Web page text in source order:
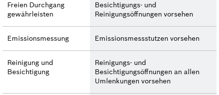
Freien Durchgang
gewährleisten
Besichtigungs- und
Reinigungsöffnungen vorsehen
Emissions­messung Emissions­messstutzen vorsehen
Reinigung und
Besichtigung
Reinigungs- und
Besichtigungsöffnungen an allen
Umlenkungen vorsehen